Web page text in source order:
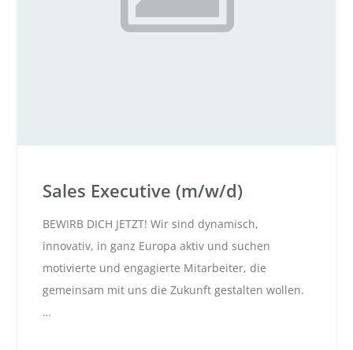
Sales Executive (m/w/d)
BEWIRB DICH JETZT! Wir sind dynamisch,
innovativ, in ganz Europa aktiv und suchen
motivierte und engagierte Mitarbeiter, die
gemeinsam mit uns die Zukunft gestalten wollen.
…